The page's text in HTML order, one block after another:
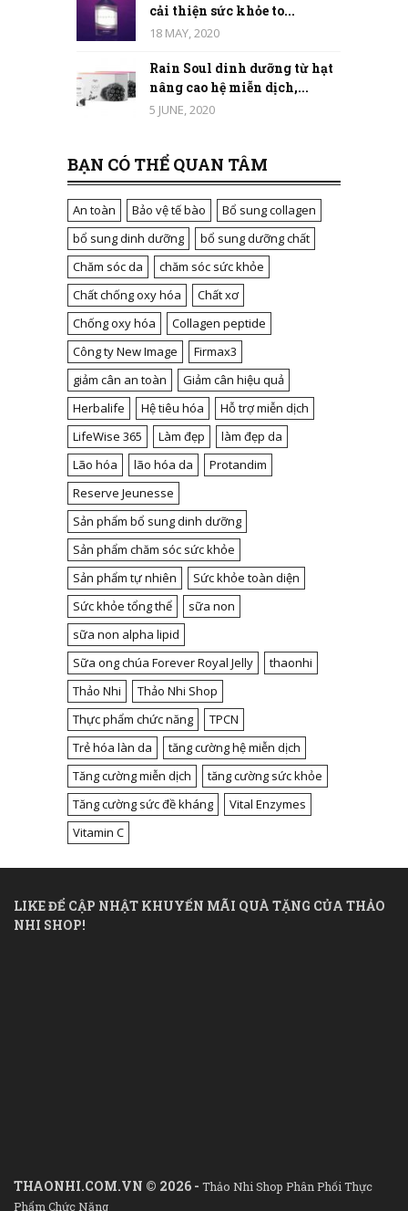
cải thiện sức khỏe to...
18 MAY, 2020
Rain Soul dinh dưỡng từ hạt
nâng cao hệ miễn dịch,...
5 JUNE, 2020
BẠN CÓ THỂ QUAN TÂM
An toàn Bảo vệ tế bào
Bổ sung collagen
bổ sung dinh dưỡng
bổ sung dưỡng chất
Chăm sóc da
chăm sóc sức khỏe
Chất chống oxy hóa
Chất xơ
Chống oxy hóa
Collagen peptide
Công ty New Image
Firmax3
giảm cân an toàn
Giảm cân hiệu quả
Herbalife
Hệ tiêu hóa
Hỗ trợ miễn dịch
LifeWise 365
Làm đẹp
làm đẹp da
Lão hóa
lão hóa da
Protandim
Reserve Jeunesse
Sản phẩm bổ sung dinh dưỡng
Sản phẩm chăm sóc sức khỏe
Sản phẩm tự nhiên
Sức khỏe toàn diện
Sức khỏe tổng thể
sữa non
sữa non alpha lipid
Sữa ong chúa Forever Royal Jelly
thaonhi
Thảo Nhi
Thảo Nhi Shop
Thực phẩm chức năng
TPCN
Trẻ hóa làn da
tăng cường hệ miễn dịch
Tăng cường miễn dịch
tăng cường sức khỏe
Tăng cường sức đề kháng
Vital Enzymes
Vitamin C
LIKE ĐỂ CẬP NHẬT KHUYẾN MÃI QUÀ TẶNG CỦA THẢO
NHI SHOP!
THAONHI.COM.VN © 2026 - Thảo Nhi Shop Phân Phối Thực
Phẩm Chức Năng